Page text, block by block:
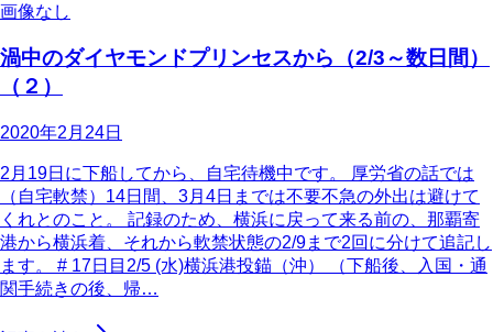
画像なし
渦中のダイヤモンドプリンセスから（2/3～数日間）
（２）
2020年2月24日
2月19日に下船してから、自宅待機中です。 厚労省の話では
（自宅軟禁）14日間、3月4日までは不要不急の外出は避けて
くれとのこと。 記録のため、横浜に戻って来る前の、那覇寄
港から横浜着、それから軟禁状態の2/9まで2回に分けて追記し
ます。 # 17日目2/5 (水)横浜港投錨（沖） （下船後、入国・通
関手続きの後、帰…